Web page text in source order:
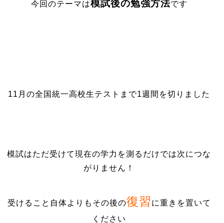
今回のテーマは模試後の勉強方法です
11月の全国統一高校生テストまで1週間を切りました
模試はただ受けて現在の学力を測るだけでは次につな
がりません！
受けること自体よりもその後の復習 に重きを置いて
ください